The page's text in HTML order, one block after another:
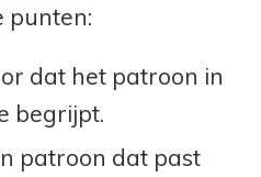
punten:
dat het patroon in
begrijpt.
patroon dat past